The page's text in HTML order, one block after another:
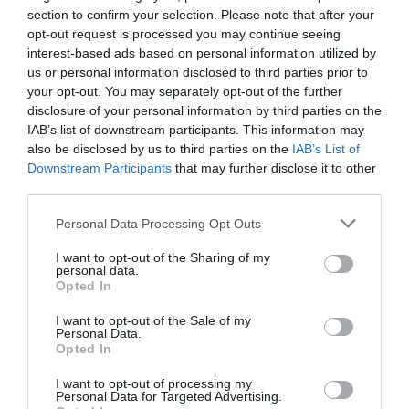
section to confirm your selection. Please note that after your
opt-out request is processed you may continue seeing
interest-based ads based on personal information utilized by
us or personal information disclosed to third parties prior to
your opt-out. You may separately opt-out of the further
disclosure of your personal information by third parties on the
IAB’s list of downstream participants. This information may
also be disclosed by us to third parties on the IAB’s List of
Downstream Participants that may further disclose it to other
Personal Data Processing Opt Outs
I want to opt-out of the Sharing of my
personal data.
Opted In
I want to opt-out of the Sale of my
Personal Data.
Opted In
I want to opt-out of processing my
Personal Data for Targeted Advertising.
σαν εξωγήινη ύπαρξη. Μία περιπλανώμενη γυναίκα
παρασύρει άντρες σε μία περίεργη άβυσσο,
αναζητώντας να ανακαλύψει το σώμα και τον εαυτό της.
Το τι κρύβεται κάτω από το ορατό δέρμα της και από
τον τρόπο ζωής της μένει να φανεί μέσω της επαφής
της με άλλους ανθρώπους, αγνοώντας τους απώτερους
σκοπούς τους.
Στο όχι και τόσο μακρινό μέλλον η γη έχει πάψει να
είναι φιλόξενη για το ανθρώπινο είδος. Η ανακάλυψη
στην εξερεύνηση νέων πλανητών και -χάρη στην
καμπυλότητα του χρόνου- οι πληροφορίες
ιστορία αποικισμού νέων πλανητών, του Κρίστοφερ